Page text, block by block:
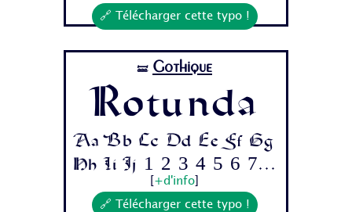
🔗 Télécharger cette typo !
🝛 Gothique
Rotunda
Aa Bb Cc Dd Ee Ff Gg
Hh Ii Jj 1 2 3 4 5 6 7...
+d'info
🔗 Télécharger cette typo !